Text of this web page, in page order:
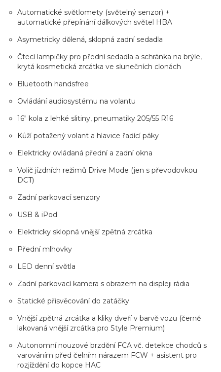
Automatické světlomety (světelný senzor) +
automatické přepínání dálkových světel HBA
Asymetricky dělená, sklopná zadní sedadla
Čtecí lampičky pro přední sedadla a schránka na brýle,
krytá kosmetická zrcátka ve slunečních clonách
Bluetooth handsfree
Ovládání audiosystému na volantu
16" kola z lehké slitiny, pneumatiky 205/55 R16
Kůží potažený volant a hlavice řadící páky
Elektricky ovládaná přední a zadní okna
Volič jízdních režimů Drive Mode (jen s převodovkou
DCT)
Zadní parkovací senzory
USB & iPod
Elektricky sklopná vnější zpětná zrcátka
Přední mlhovky
LED denní světla
Zadní parkovací kamera s obrazem na displeji rádia
Statické přisvěcování do zatáčky
Vnější zpětná zrcátka a kliky dveří v barvě vozu (černě
lakovaná vnější zrcátka pro Style Premium)
Autonomní nouzové brzdění FCA vč. detekce chodců s
varováním před čelním nárazem FCW + asistent pro
rozjíždění do kopce HAC